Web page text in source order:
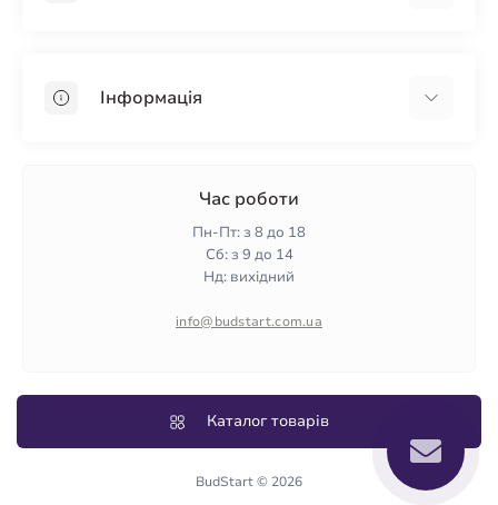
ПінопластІнформація
Гарантія та повернення
Політика конфіденційності
Час роботи
Пн-Пт: з 8 до 18
Сб: з 9 до 14
Нд: вихідний
info@budstart.com.ua
Каталог товарів
BudStart © 2026